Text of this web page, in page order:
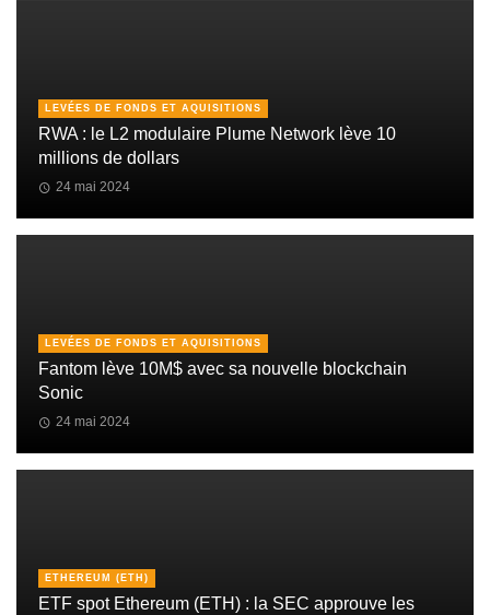
LEVÉES DE FONDS ET AQUISITIONS
RWA : le L2 modulaire Plume Network lève 10
millions de dollars
24 mai 2024
LEVÉES DE FONDS ET AQUISITIONS
Fantom lève 10M$ avec sa nouvelle blockchain
Sonic
24 mai 2024
ETHEREUM (ETH)
ETF spot Ethereum (ETH) : la SEC approuve les